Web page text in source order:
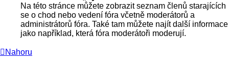
Na této stránce můžete zobrazit seznam členů starajících
se o chod nebo vedení fóra včetně moderátorů a
administrátorů fóra. Také tam můžete najít další informace
jako například, která fóra moderátoři moderují.
Nahoru